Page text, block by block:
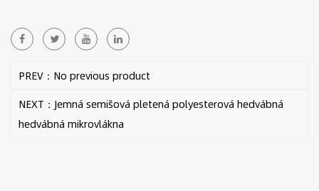
PREV：No previous product
NEXT：Jemná semišová pletená polyesterová hedvábná
hedvábná mikrovlákna